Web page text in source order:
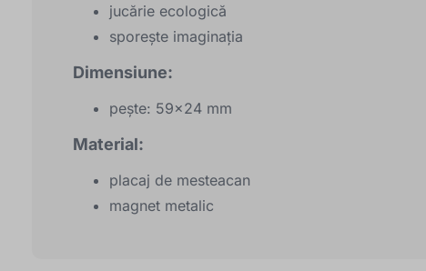
jucărie ecologică
sporește imaginația
Dimensiune:
pește: 59x24 mm
Material:
placaj de mesteacan
magnet metalic